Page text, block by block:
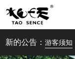
新的公告：游客须知